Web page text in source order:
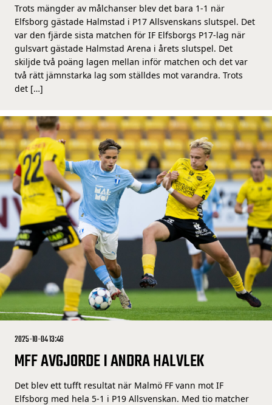
Trots mängder av målchanser blev det bara 1-1 när
Elfsborg gästade Halmstad i P17 Allsvenskans slutspel. Det
var den fjärde sista matchen för IF Elfsborgs P17-lag när
gulsvart gästade Halmstad Arena i årets slutspel. Det
skiljde två poäng lagen mellan inför matchen och det var
två rätt jämnstarka lag som ställdes mot varandra. Trots
det […]
2025-10-04 13:46
MFF AVGJORDE I ANDRA HALVLEK
Det blev ett tufft resultat när Malmö FF vann mot IF
Elfsborg med hela 5-1 i P19 Allsvenskan. Med tio matcher